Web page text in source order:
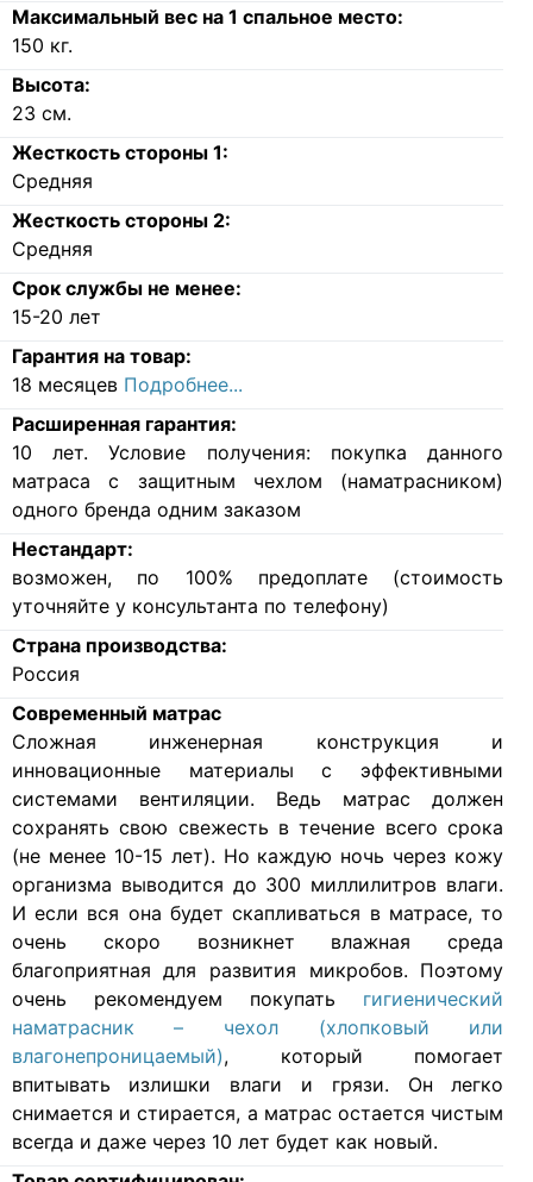
Максимальный вес на 1 спальное место:
150 кг.
Высота:
23 см.
Жесткость стороны 1:
Средняя
Жесткость стороны 2:
Средняя
Срок службы не менее:
15-20 лет
Гарантия на товар:
18 месяцев Подробнее...
Расширенная гарантия:
10 лет. Условие получения: покупка данного
матраса с защитным чехлом (наматрасником)
одного бренда одним заказом
Нестандарт:
возможен, по 100% предоплате (стоимость
уточняйте у консультанта по телефону)
Страна производства:
Россия
Современный матрас
Cложная инженерная конструкция и
инновационные материалы с эффективными
системами вентиляции. Ведь матрас должен
сохранять свою свежесть в течение всего срока
(не менее 10-15 лет). Но каждую ночь через кожу
организма выводится до 300 миллилитров влаги.
И если вся она будет скапливаться в матрасе, то
очень скоро возникнет влажная среда
благоприятная для развития микробов. Поэтому
очень рекомендуем покупать гигиенический
наматрасник – чехол (хлопковый или
влагонепроницаемый), который помогает
впитывать излишки влаги и грязи. Он легко
снимается и стирается, а матрас остается чистым
всегда и даже через 10 лет будет как новый.